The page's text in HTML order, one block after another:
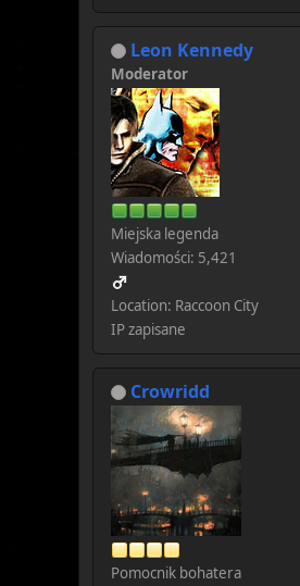
Leon Kennedy
Moderator
Miejska legenda
Wiadomości: 5,421
Location: Raccoon City
IP zapisane
Crowridd
Pomocnik bohatera